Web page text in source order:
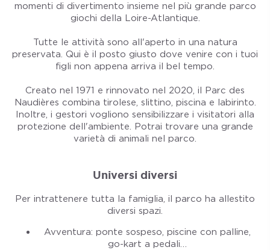
momenti di divertimento insieme nel più grande parco
giochi della Loire-Atlantique.
Tutte le attività sono all'aperto in una natura
preservata. Qui è il posto giusto dove venire con i tuoi
figli non appena arriva il bel tempo.
Creato nel 1971 e rinnovato nel 2020, il Parc des
Naudières combina tirolese, slittino, piscina e labirinto.
Inoltre, i gestori vogliono sensibilizzare i visitatori alla
protezione dell'ambiente. Potrai trovare una grande
varietà di animali nel parco.
Universi diversi
Per intrattenere tutta la famiglia, il parco ha allestito
diversi spazi.
Avventura: ponte sospeso, piscine con palline,
go-kart a pedali…